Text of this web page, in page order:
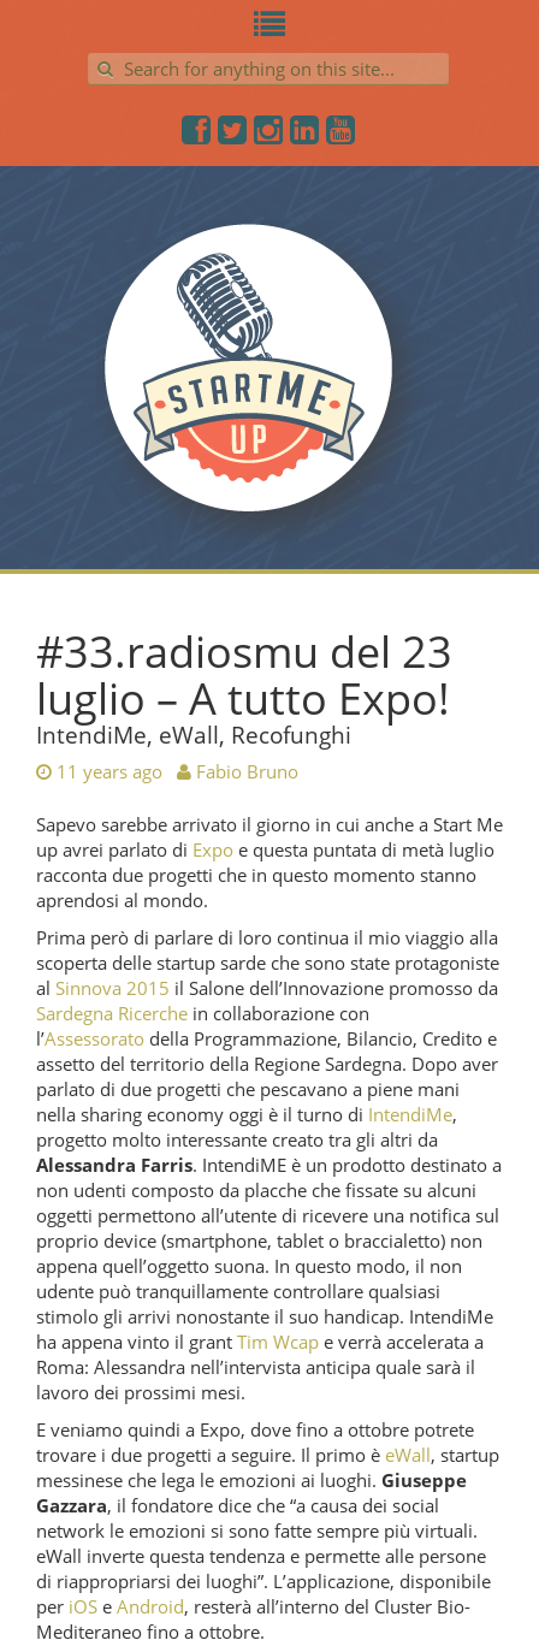
Search for:
#33.radiosmu del 23
luglio – A tutto Expo!
IntendiMe, eWall, Recofunghi
11 years ago Fabio Bruno
Sapevo sarebbe arrivato il giorno in cui anche a Start Me
up avrei parlato di Expo e questa puntata di metà luglio
racconta due progetti che in questo momento stanno
aprendosi al mondo.
Prima però di parlare di loro continua il mio viaggio alla
scoperta delle startup sarde che sono state protagoniste
al Sinnova 2015 il Salone dell’Innovazione promosso da
Sardegna Ricerche in collaborazione con
l’Assessorato della Programmazione, Bilancio, Credito e
assetto del territorio della Regione Sardegna. Dopo aver
parlato di due progetti che pescavano a piene mani
nella sharing economy oggi è il turno di IntendiMe,
progetto molto interessante creato tra gli altri da
Alessandra Farris. IntendiME è un prodotto destinato a
non udenti composto da placche che fissate su alcuni
oggetti permettono all’utente di ricevere una notifica sul
proprio device (smartphone, tablet o braccialetto) non
appena quell’oggetto suona. In questo modo, il non
udente può tranquillamente controllare qualsiasi
stimolo gli arrivi nonostante il suo handicap. IntendiMe
ha appena vinto il grant Tim Wcap e verrà accelerata a
Roma: Alessandra nell’intervista anticipa quale sarà il
lavoro dei prossimi mesi.
E veniamo quindi a Expo, dove fino a ottobre potrete
trovare i due progetti a seguire. Il primo è eWall, startup
messinese che lega le emozioni ai luoghi. Giuseppe
Gazzara, il fondatore dice che “a causa dei social
network le emozioni si sono fatte sempre più virtuali.
eWall inverte questa tendenza e permette alle persone
di riappropriarsi dei luoghi”. L’applicazione, disponibile
per iOS e Android, resterà all’interno del Cluster Bio-
Mediteraneo fino a ottobre.